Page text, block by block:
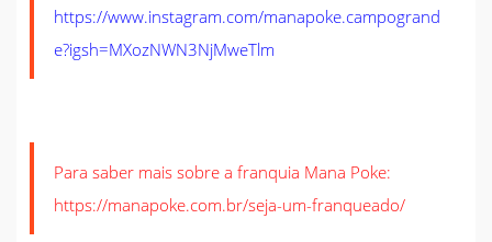
https://www.instagram.com/manapoke.campogrand
e?igsh=MXozNWN3NjMweTlm
Para saber mais sobre a franquia Mana Poke:
https://manapoke.com.br/seja-um-franqueado/